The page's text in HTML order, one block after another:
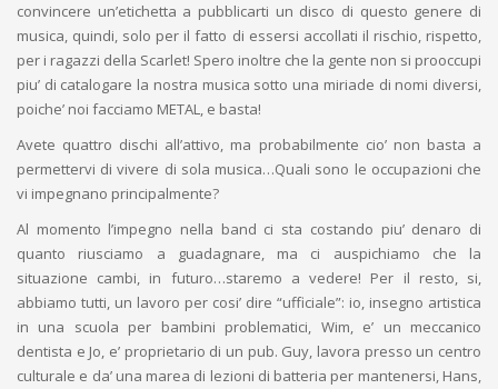
convincere un’etichetta a pubblicarti un disco di questo genere di
musica, quindi, solo per il fatto di essersi accollati il rischio, rispetto,
per i ragazzi della Scarlet! Spero inoltre che la gente non si prooccupi
piu’ di catalogare la nostra musica sotto una miriade di nomi diversi,
poiche’ noi facciamo METAL, e basta!
Avete quattro dischi all’attivo, ma probabilmente cio’ non basta a
permettervi di vivere di sola musica…Quali sono le occupazioni che
vi impegnano principalmente?
Al momento l’impegno nella band ci sta costando piu’ denaro di
quanto riusciamo a guadagnare, ma ci auspichiamo che la
situazione cambi, in futuro…staremo a vedere! Per il resto, si,
abbiamo tutti, un lavoro per cosi’ dire “ufficiale”: io, insegno artistica
in una scuola per bambini problematici, Wim, e’ un meccanico
dentista e Jo, e’ proprietario di un pub. Guy, lavora presso un centro
culturale e da’ una marea di lezioni di batteria per mantenersi, Hans,